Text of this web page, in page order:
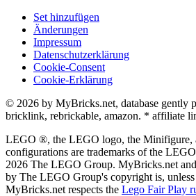
Set hinzufügen
Änderungen
Impressum
Datenschutzerklärung
Cookie-Consent
Cookie-Erklärung
© 2026 by MyBricks.net, database gently
bricklink, rebrickable, amazon. * affiliate
LEGO ®, the LEGO logo, the Minifigure,
configurations are trademarks of the
2026 The LEGO Group. MyBricks.net
by The LEGO Group's copyright is, unless
MyBricks.net respects the Lego Fair Play